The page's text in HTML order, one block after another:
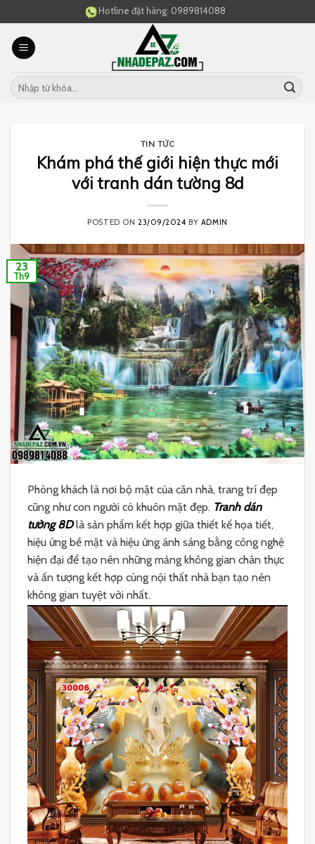
to
content
Hotline đặt hàng: 0989814088
TIN TỨC
Khám phá thế giới hiện thực mới
với tranh dán tường 8d
POSTED ON 23/09/2024 BY ADMIN
23
Th9
Phòng khách là nơi bộ mặt của căn nhà, trang trí đẹp
cũng như con người có khuôn mặt đẹp. Tranh dán
tường 8Dlà sản phẩm kết hợp giữa thiết kế họa tiết,
hiệu ứng bề mặt và hiệu ứng ánh sáng bằng công nghệ
hiện đại để tạo nên những mảng không gian chân thực
và ấn tượng kết hợp cùng nội thất nhà bạn tạo nên
không gian tuyệt vời nhất.